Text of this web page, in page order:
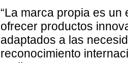
“La marca propia es
ofrecer productos
adaptados a las
reconocimiento